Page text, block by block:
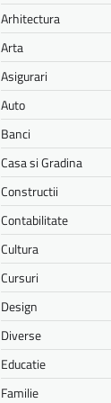
Arhitectura
Arta
Asigurari
Auto
Banci
Casa si Gradina
Constructii
Contabilitate
Cultura
Cursuri
Design
Diverse
Educatie
Familie